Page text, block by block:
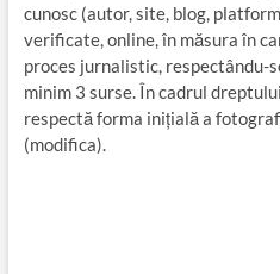
cunosc (autor, site, blog,
verificate, online, în măsura în
proces jurnalistic, respectându-
minim 3 surse. În cadrul
respectă forma inițială a
(modifica).